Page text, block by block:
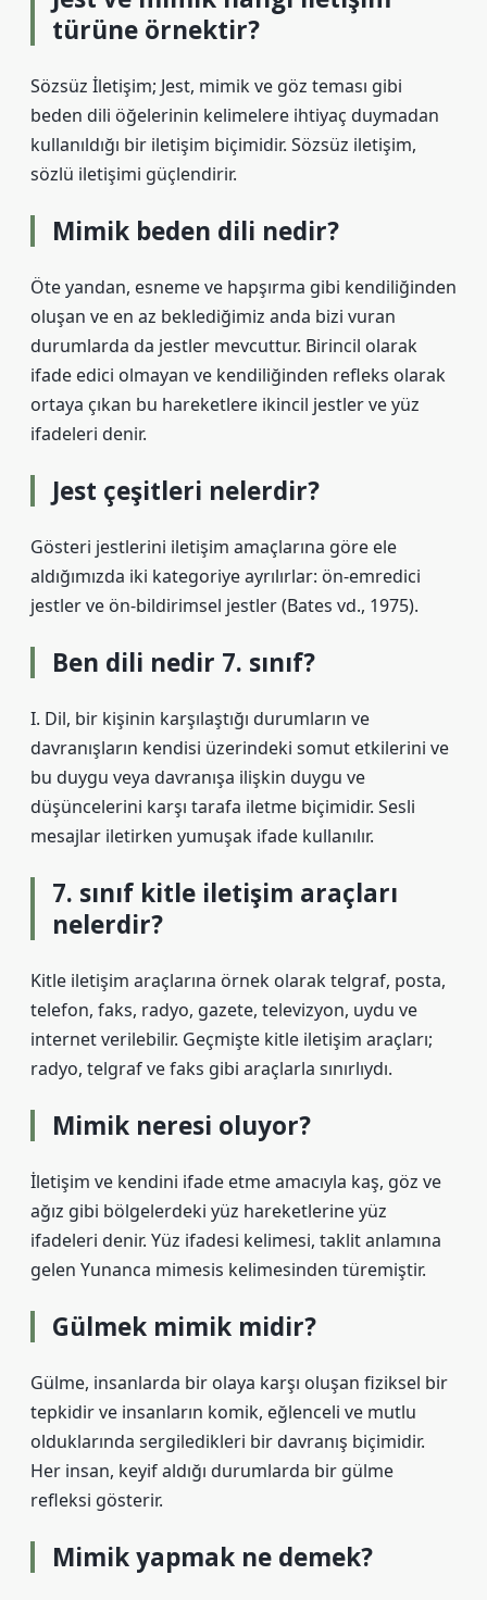
türüne örnektir?
Sözsüz İletişim; Jest, mimik ve göz teması gibi
beden dili öğelerinin kelimelere ihtiyaç duymadan
kullanıldığı bir iletişim biçimidir. Sözsüz iletişim,
sözlü iletişimi güçlendirir.
Mimik beden dili nedir?
Öte yandan, esneme ve hapşırma gibi kendiliğinden
oluşan ve en az beklediğimiz anda bizi vuran
durumlarda da jestler mevcuttur. Birincil olarak
ifade edici olmayan ve kendiliğinden refleks olarak
ortaya çıkan bu hareketlere ikincil jestler ve yüz
ifadeleri denir.
Jest çeşitleri nelerdir?
Gösteri jestlerini iletişim amaçlarına göre ele
aldığımızda iki kategoriye ayrılırlar: ön-emredici
jestler ve ön-bildirimsel jestler (Bates vd., 1975).
Ben dili nedir 7. sınıf?
I. Dil, bir kişinin karşılaştığı durumların ve
davranışların kendisi üzerindeki somut etkilerini ve
bu duygu veya davranışa ilişkin duygu ve
düşüncelerini karşı tarafa iletme biçimidir. Sesli
mesajlar iletirken yumuşak ifade kullanılır.
7. sınıf kitle iletişim araçları
nelerdir?
Kitle iletişim araçlarına örnek olarak telgraf, posta,
telefon, faks, radyo, gazete, televizyon, uydu ve
internet verilebilir. Geçmişte kitle iletişim araçları;
radyo, telgraf ve faks gibi araçlarla sınırlıydı.
Mimik neresi oluyor?
İletişim ve kendini ifade etme amacıyla kaş, göz ve
ağız gibi bölgelerdeki yüz hareketlerine yüz
ifadeleri denir. Yüz ifadesi kelimesi, taklit anlamına
gelen Yunanca mimesis kelimesinden türemiştir.
Gülmek mimik midir?
Gülme, insanlarda bir olaya karşı oluşan fiziksel bir
tepkidir ve insanların komik, eğlenceli ve mutlu
olduklarında sergiledikleri bir davranış biçimidir.
Her insan, keyif aldığı durumlarda bir gülme
refleksi gösterir.
Mimik yapmak ne demek?